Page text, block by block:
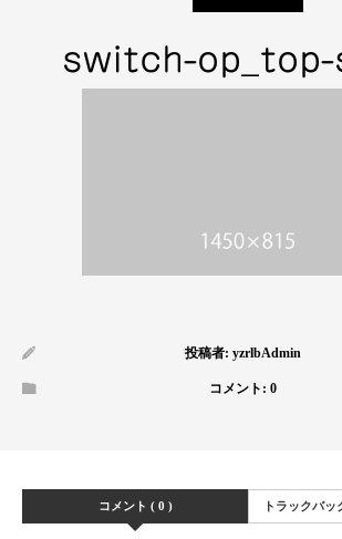
switch-
投稿者: yzrlbAdmin
コメント: 0
コメント ( 0 ) トラックバッ